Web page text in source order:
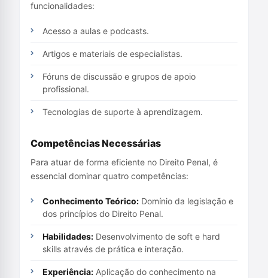
funcionalidades:
Acesso a aulas e podcasts.
Artigos e materiais de especialistas.
Fóruns de discussão e grupos de apoio
profissional.
Tecnologias de suporte à aprendizagem.
Competências Necessárias
Para atuar de forma eficiente no Direito Penal, é
essencial dominar quatro competências:
Conhecimento Teórico: Domínio da legislação e
dos princípios do Direito Penal.
Habilidades: Desenvolvimento de soft e hard
skills através de prática e interação.
Experiência: Aplicação do conhecimento na